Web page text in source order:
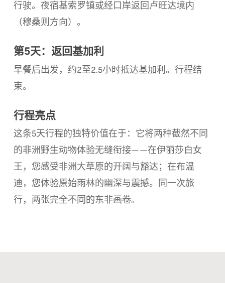
行驶。夜宿基索罗镇或经口岸返回卢旺达境内
（穆桑则方向）。
第5天：返回基加利
早餐后出发，约2至2.5小时抵达基加利。行程结
束。
行程亮点
这条5天行程的独特价值在于：它将两种截然不同
的非洲野生动物体验无缝衔接——在伊丽莎白女
王，您感受非洲大草原的开阔与豁达；在布温
迪，您体验原始雨林的幽深与震撼。同一次旅
行，两张完全不同的东非画卷。